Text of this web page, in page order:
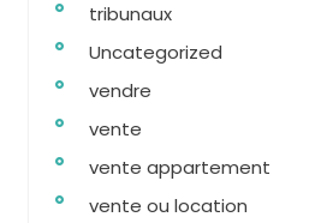
tribunaux
Uncategorized
vendre
vente
vente appartement
vente ou location